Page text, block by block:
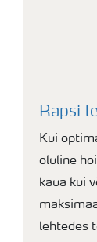
Rapsi
Kui
oluline
kaua kui
lehtedes